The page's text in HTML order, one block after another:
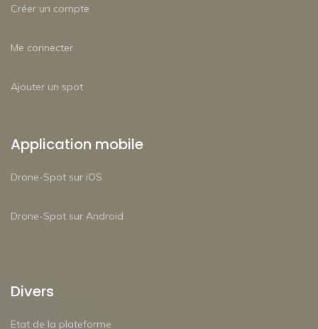
Créer un compte
Me connecter
Ajouter un spot
Application mobile
Drone-Spot sur iOS
Drone-Spot sur Android
Divers
Etat de la plateforme